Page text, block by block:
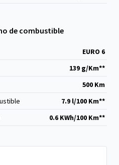
de combustible
EURO 6
139 g/Km**
500 Km
7.9 l/100 Km**
0.6 KWh/100 Km**